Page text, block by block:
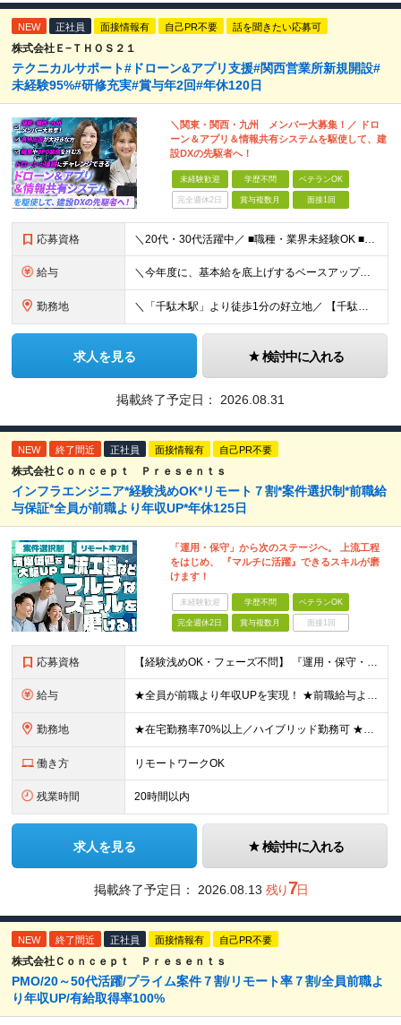
NEW 正社員 面接情報有 自己PR不要 話を聞きたい応募可
株式会社Ｅ−ＴＨＯＳ２１
テクニカルサポート#ドローン&アプリ支援#関西営業所新規開設#
未経験95%#研修充実#賞与年2回#年休120日
＼関東・関西・九州 メンバー大募集！／ ドロ
ーン＆アプリ＆情報共有システムを駆使して、建
設DXの先駆者へ！
未経験歓迎 学歴不問 ベテランOK
完全週休2日 賞与複数月 面接1回
応募資格 ＼20代・30代活躍中／ ■職種・業界未経験OK ■第二新卒歓迎 ■学歴不問 ＼こんな方にぴったりです／ ◎ドローン操縦、最新のガジェット、映像クリエイティブに興味がある方 ◎ゲームや機械をいじるの
給与 ＼今年度に、基本給を底上げするベースアップを実施！／ ◆月給23万～40万円＋賞与年2回＋交通費全額支給 ※経験・資格・能力等を考慮の上、当社規定により優遇します。 ※上記の金額に加えて、時間外手当
勤務地 ＼「千駄木駅」より徒歩1分の好立地／ 【千駄木営業所】 東京都文京区千駄木3-31-12 ワコーレ千駄木ビル4階 ☆他の拠点でも募集中！ 【関西営業所】 大阪府大阪市西区西本町1-7-21 ニシモト
求人を見る 検討中に入れる
掲載終了予定日： 2026.08.31
NEW 終了間近 正社員 面接情報有 自己PR不要
株式会社Ｃｏｎｃｅｐｔ Ｐｒｅｓｅｎｔｓ
インフラエンジニア*経験浅めOK*リモート７割*案件選択制*前職給
与保証*全員が前職より年収UP*年休125日
「運用・保守」から次のステージへ。 上流工程
をはじめ、 『マルチに活躍』できるスキルが磨
けます！
未経験歓迎 学歴不問 ベテランOK
完全週休2日 賞与複数月 面接1回
応募資格 【経験浅めOK・フェーズ不問】 『運用・保守・監視の経験しかないが、設計構築へキャリアチェンジしたい！』 『将来が見えないので、マルチなスキルを身につけたい！』 などなど、今のフェーズに悩む『意欲が
給与 ★全員が前職より年収UPを実現！ ★前職給与より120％アップ実績あり ★前職給与を最大限に考慮 ★入社4年目で年収800万円の社員も在籍！ 年俸336万円～880万円（1/12を毎月支給）＋インセ
勤務地 ★在宅勤務率70%以上／ハイブリッド勤務可 ★転勤なし 本社または一都三県のプロジェクト先（東陽町、浜松町などメインは東京23区内）にて勤務いただきます！ 【本社】 東京都荒川区西日暮里5-10-
働き方 リモートワークOK
残業時間 20時間以内
求人を見る 検討中に入れる
掲載終了予定日： 2026.08.13 残り7日
NEW 終了間近 正社員 面接情報有 自己PR不要
株式会社Ｃｏｎｃｅｐｔ Ｐｒｅｓｅｎｔｓ
PMO/20～50代活躍/プライム案件７割/リモート率７割/全員前職よ
り年収UP/有給取得率100%